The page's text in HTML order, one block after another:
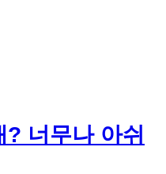
너무나 아쉬